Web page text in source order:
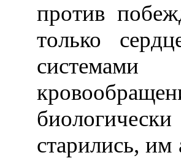
против
только
старились,